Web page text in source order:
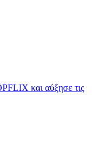
και αύξησε τις